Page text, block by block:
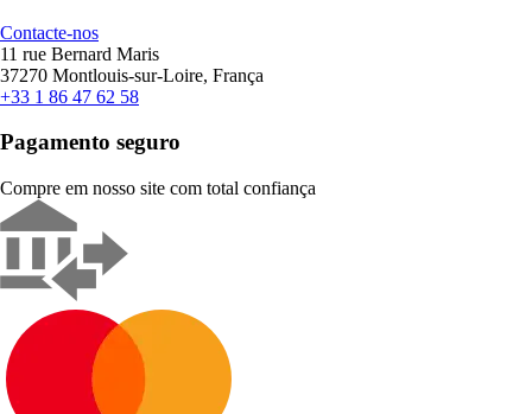
Contacte-nos
11 rue Bernard Maris
37270 Montlouis-sur-Loire, França
+33 1 86 47 62 58
Pagamento seguro
Compre em nosso site com total confiança